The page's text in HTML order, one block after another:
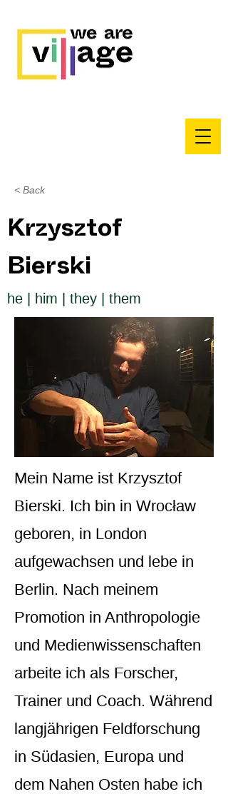
< Back
Krzysztof
Bierski
he | him | they | them
Mein Name ist Krzysztof
Bierski. Ich bin in Wrocław
geboren, in London
aufgewachsen und lebe in
Berlin. Nach meinem
Promotion in Anthropologie
und Medienwissenschaften
arbeite ich als Forscher,
Trainer und Coach. Während
langjährigen Feldforschung
in Südasien, Europa und
dem Nahen Osten habe ich